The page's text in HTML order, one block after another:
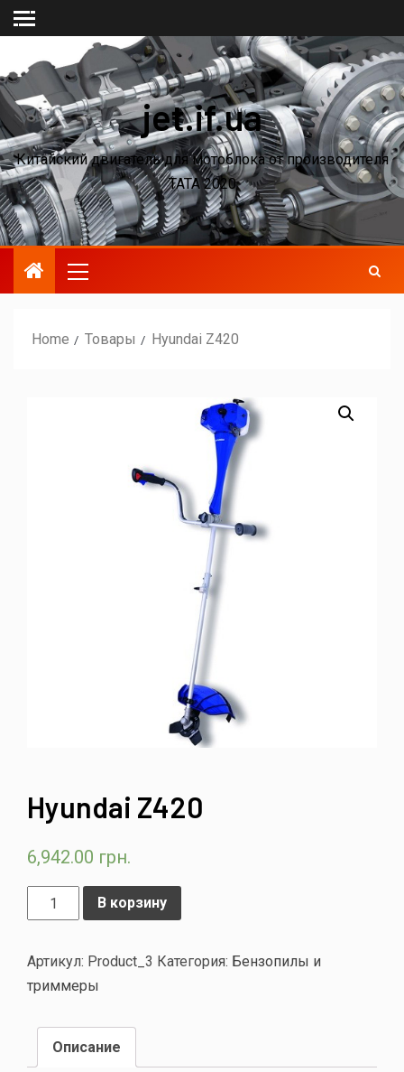
jet.if.ua
Китайский двигатель для мотоблока от производителя
ТАТА 2020
Home Товары Hyundai Z420
Hyundai Z420
6,942.00 грн.
В корзину
Артикул: Product_3 Категория: Бензопилы и
триммеры
Описание